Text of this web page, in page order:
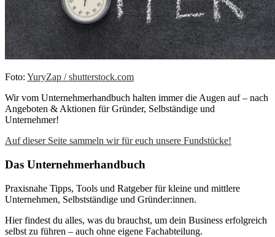
Foto: YuryZap / shutterstock.com
Wir vom Unternehmerhandbuch halten immer die Augen auf – nach
Angeboten & Aktionen für Gründer, Selbständige und
Unternehmer!
Auf dieser Seite sammeln wir für euch unsere Fundstücke!
Das Unternehmerhandbuch
Praxisnahe Tipps, Tools und Ratgeber für kleine und mittlere
Unternehmen, Selbstständige und Gründer:innen.
Hier findest du alles, was du brauchst, um dein Business erfolgreich
selbst zu führen – auch ohne eigene Fachabteilung.